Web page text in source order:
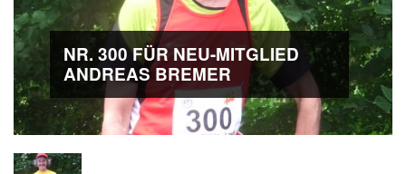
NR. 300 FÜR NEU-MITGLIED
ANDREAS BREMER